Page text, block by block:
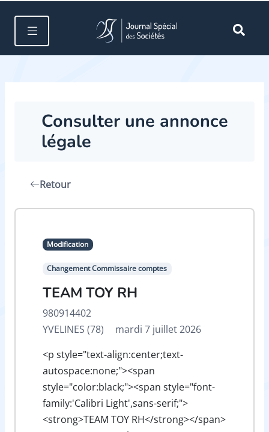
Consulter une annonce
légale
Retour
Modification
Changement Commissaire comptes
TEAM TOY RH
980914402
YVELINES (78)
mardi 7 juillet 2026
<p style="text-align:center;text-
autospace:none;"><span
style="color:black;"><span style="font-
family:'Calibri Light',sans-serif;">
<strong>TEAM TOY RH</strong></span>